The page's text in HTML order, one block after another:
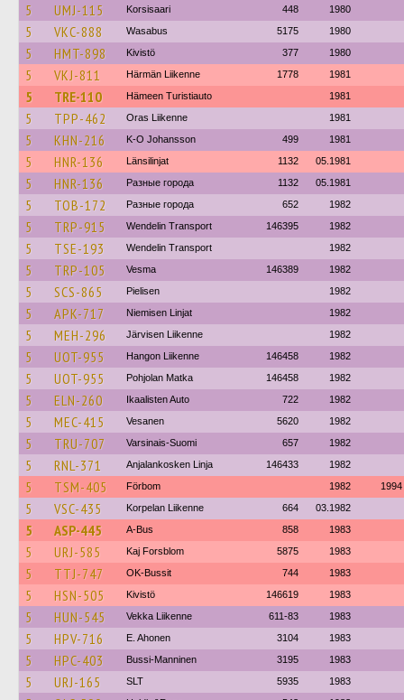
5 UMJ-115 Korsisaari 448 1980
5 VKC-888 Wasabus 5175 1980
5 HMT-898 Kivistö 377 1980
5 VKJ-811 Härmän Liikenne 1778 1981
5 TRE-110 Hämeen Turistiauto 1981
5 TPP-462 Oras Liikenne 1981
5 KHN-216 K-O Johansson 499 1981
5 HNR-136 Länsilinjat 1132 05.1981
5 HNR-136 Разные города 1132 05.1981
5 TOB-172 Разные города 652 1982
5 TRP-915 Wendelin Transport 146395 1982
5 TSE-193 Wendelin Transport 1982
5 TRP-105 Vesma 146389 1982
5 SCS-865 Pielisen 1982
5 APK-717 Niemisen Linjat 1982
5 MEH-296 Järvisen Liikenne 1982
5 UOT-955 Hangon Liikenne 146458 1982
5 UOT-955 Pohjolan Matka 146458 1982
5 ELN-260 Ikaalisten Auto 722 1982
5 MEC-415 Vesanen 5620 1982
5 TRU-707 Varsinais-Suomi 657 1982
5 RNL-371 Anjalankosken Linja 146433 1982
5 TSM-405 Förbom 1982 1994
5 VSC-435 Korpelan Liikenne 664 03.1982
5 ASP-445 A-Bus 858 1983
5 URJ-585 Kaj Forsblom 5875 1983
5 TTJ-747 OK-Bussit 744 1983
5 HSN-505 Kivistö 146619 1983
5 HUN-545 Vekka Liikenne 611-83 1983
5 HPV-716 E. Ahonen 3104 1983
5 HPC-403 Bussi-Manninen 3195 1983
5 URJ-165 SLT 5935 1983